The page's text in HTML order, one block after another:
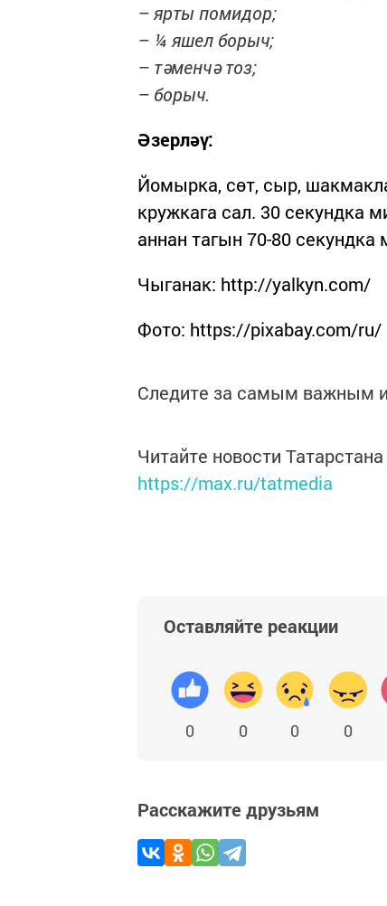
– ярты помидор;
– ¼ яшел борыч;
– тәменчә тоз;
– борыч.
Әзерләү:
Йомырка, сөт, сыр,
кружкага сал. 30 секундка
аннан тагын 70-80 секундка
Чыганак: http://yalkyn.com/
Фото: https://pixabay.com/ru/
Следите за самым важным
Читайте новости
https://max.ru/tatmedia
Оставляйте реакции
0 0 0 0
Расскажите друзьям